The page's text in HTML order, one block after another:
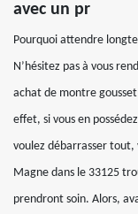
avec un pr
Pourquoi attendre
N’hésitez pas à vous
achat de montre
effet, si vous en
voulez débarrasser
Magne dans le 33125
prendront soin. Alors,